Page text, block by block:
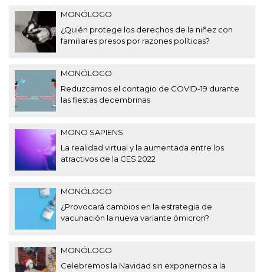
MONÓLOGO
¿Quién protege los derechos de la niñez con
familiares presos por razones políticas?
MONÓLOGO
Reduzcamos el contagio de COVID-19 durante
las fiestas decembrinas
MONO SAPIENS
La realidad virtual y la aumentada entre los
atractivos de la CES 2022
MONÓLOGO
¿Provocará cambios en la estrategia de
vacunación la nueva variante ómicron?
MONÓLOGO
Celebremos la Navidad sin exponernos a la